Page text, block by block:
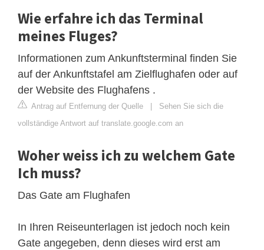
Wie erfahre ich das Terminal
meines Fluges?
Informationen zum Ankunftsterminal finden Sie
auf der Ankunftstafel am Zielflughafen oder auf
der Website des Flughafens .
Antrag auf Entfernung der Quelle
Sehen Sie sich die
vollständige Antwort auf translate.google.com an
Woher weiss ich zu welchem Gate
Ich muss?
Das Gate am Flughafen
In Ihren Reiseunterlagen ist jedoch noch kein
Gate angegeben, denn dieses wird erst am